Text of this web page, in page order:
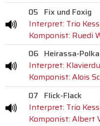
05 Fix und Foxig
Interpret: Trio
Komponist: Ruedi
06 Heirassa-Polka
Interpret:
Komponist: Alois
07 Flick-Flack
Interpret: Trio
Komponist: Albert